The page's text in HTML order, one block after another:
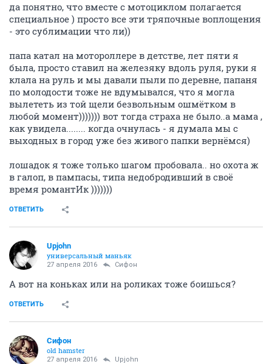
да понятно, что вместе с мотоциклом полагается
специальное ) просто все эти тряпочные воплощения
- это сублимации что ли))
папа катал на мотороллере в детстве, лет пяти я
была, просто ставил на железяку вдоль руля, руки я
клала на руль и мы давали пыли по деревне, папаня
по молодости тоже не вдумывался, что я могла
вылететь из той щели безвольным ошмётком в
любой момент))))))) вот тогда страха не было..а мама ,
как увидела........ когда очнулась - я думала мы с
выходных в город уже без живого папки вернёмся)
лошадок я тоже только шагом пробовала.. но охота ж
в галоп, в пампасы, типа недобродивший в своё
время романтИк )))))))
ОТВЕТИТЬ
Upjohn
универсальный маньяк
27 апреля 2016 Сифон
А вот на коньках или на роликах тоже боишься?
ОТВЕТИТЬ
Сифон
old hamster
27 апреля 2016 Upjohn